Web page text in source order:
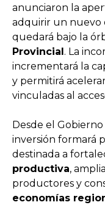
anunciaron la
adquirir un nuevo
quedará bajo la
Provincial . La
incrementará la
y permitirá
vinculadas al
Desde el
inversión formará
destinada a
productiva,
productores y
economías